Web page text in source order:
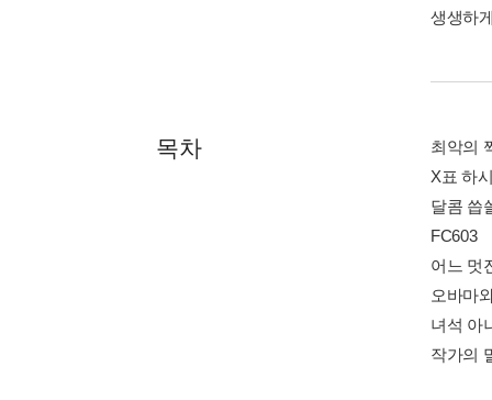
생생하
목차
최악의
X표 하
달콤 씁
FC603
어느 멋
오바마
녀석 아
작가의